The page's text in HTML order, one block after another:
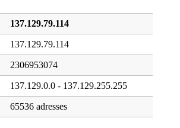
137.129.79.114
137.129.79.114
2306953074
137.129.0.0 - 137.129.255.255
65536 adresses